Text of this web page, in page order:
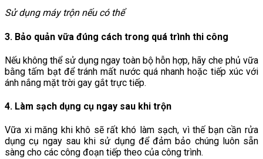
Sử dụng máy trộn nếu có thể
3. Bảo quản vữa đúng cách trong quá trình thi công
Nếu không thể sử dụng ngay toàn bộ hỗn hợp, hãy che phủ vữa
bằng tấm bạt để tránh mất nước quá nhanh hoặc tiếp xúc với
ánh nắng mặt trời gay gắt trực tiếp.
4. Làm sạch dụng cụ ngay sau khi trộn
Vữa xi măng khi khô sẽ rất khó làm sạch, vì thế bạn cần rửa
dụng cụ ngay sau khi sử dụng để đảm bảo chúng luôn sẵn
sàng cho các công đoạn tiếp theo của công trình.